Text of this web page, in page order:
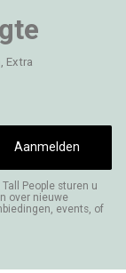
Extra
Aanmelden
People sturen u
over nieuwe
events, of